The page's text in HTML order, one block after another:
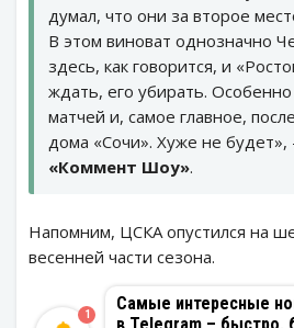
думал, что они за второе
В этом виноват однозначно
здесь, как говорится, и
ждать, его убирать.
матчей и, самое главное,
дома «Сочи». Хуже не будет»,
«Коммент Шоу».
Напомним, ЦСКА опустился на
весенней части сезона.
Самые интересные
1